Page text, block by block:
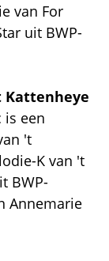
van For
uit BWP-
Kattenheye
is een
't
K van 't
BWP-
Annemarie